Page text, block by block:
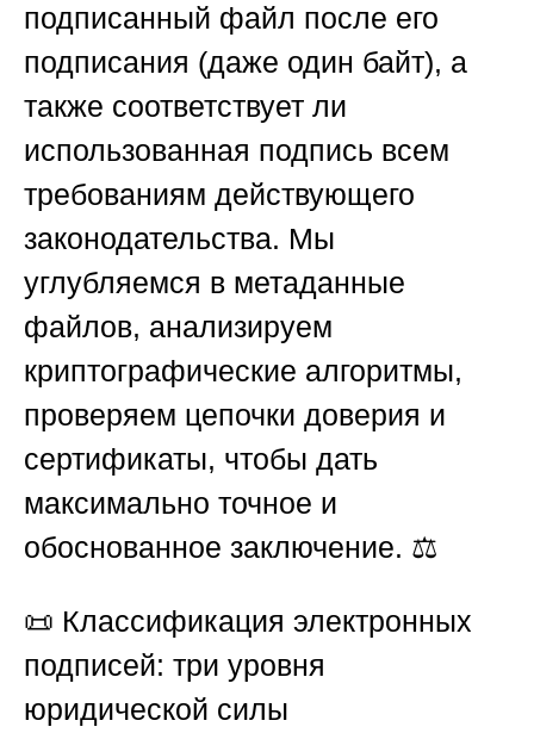
подписанный файл после его
подписания (даже один байт), а
также соответствует ли
использованная подпись всем
требованиям действующего
законодательства. Мы
углубляемся в метаданные
файлов, анализируем
криптографические алгоритмы,
проверяем цепочки доверия и
сертификаты, чтобы дать
максимально точное и
обоснованное заключение. ⚖️
📜 Классификация электронных
подписей: три уровня
юридической силы